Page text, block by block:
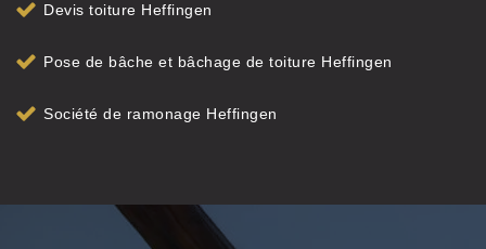
Devis toiture Heffingen
Pose de bâche et bâchage de toiture Heffingen
Société de ramonage Heffingen